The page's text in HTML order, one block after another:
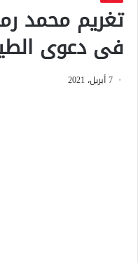
فى دعوى
7 أبريل، 2021